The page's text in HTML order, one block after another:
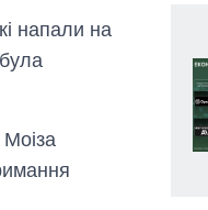
напали на
Скільки картоплі